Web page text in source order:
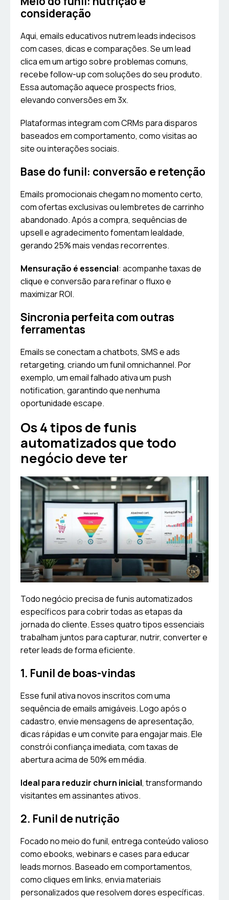
consideração
Aqui, emails educativos nutrem leads indecisos
com cases, dicas e comparações. Se um lead
clica em um artigo sobre problemas comuns,
recebe follow-up com soluções do seu produto.
Essa automação aquece prospects frios,
elevando conversões em 3x.
Plataformas integram com CRMs para disparos
baseados em comportamento, como visitas ao
site ou interações sociais.
Base do funil: conversão e retenção
Emails promocionais chegam no momento certo,
com ofertas exclusivas ou lembretes de carrinho
abandonado. Após a compra, sequências de
upsell e agradecimento fomentam lealdade,
gerando 25% mais vendas recorrentes.
Mensuração é essencial: acompanhe taxas de
clique e conversão para refinar o fluxo e
maximizar ROI.
Sincronia perfeita com outras
ferramentas
Emails se conectam a chatbots, SMS e ads
retargeting, criando um funil omnichannel. Por
exemplo, um email falhado ativa um push
notification, garantindo que nenhuma
oportunidade escape.
Os 4 tipos de funis
automatizados que todo
negócio deve ter
Todo negócio precisa de funis automatizados
específicos para cobrir todas as etapas da
jornada do cliente. Esses quatro tipos essenciais
trabalham juntos para capturar, nutrir, converter e
reter leads de forma eficiente.
1. Funil de boas-vindas
Esse funil ativa novos inscritos com uma
sequência de emails amigáveis. Logo após o
cadastro, envie mensagens de apresentação,
dicas rápidas e um convite para engajar mais. Ele
constrói confiança imediata, com taxas de
abertura acima de 50% em média.
Ideal para reduzir churn inicial, transformando
visitantes em assinantes ativos.
2. Funil de nutrição
Focado no meio do funil, entrega conteúdo valioso
como ebooks, webinars e cases para educar
leads mornos. Baseado em comportamentos,
como cliques em links, envia materiais
personalizados que resolvem dores específicas.